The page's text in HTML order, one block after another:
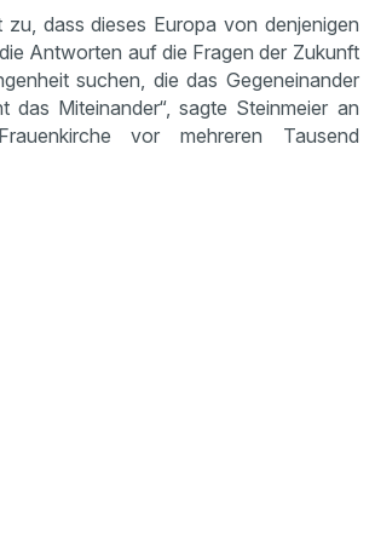
zu, dass dieses Europa von denjenigen
Antworten auf die Fragen der Zukunft
suchen, die das Gegeneinander
das Miteinander“, sagte Steinmeier an
vor mehreren Tausend